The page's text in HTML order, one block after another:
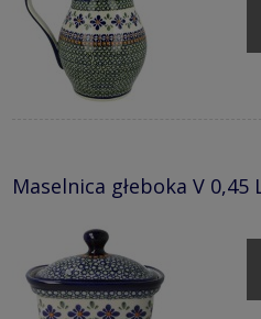
Maselnica głeboka V 0,45